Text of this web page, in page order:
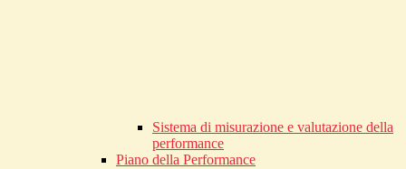
Sistema di misurazione e valutazione della
performance
Piano della Performance